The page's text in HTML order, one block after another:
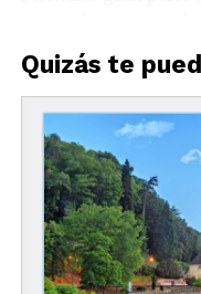
Unidos y el Caribe,
posicionarse
más sofisticados del
Cáucaso. Destinos
Georgia y Armenia
de agencias
que buscan
diferentes.
Quizás te